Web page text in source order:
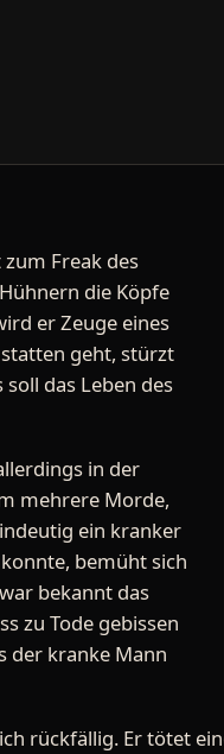
Freak des
die Köpfe
er Zeuge eines
statten geht, stürzt
das Leben des
in der
mehrere Morde,
ein kranker
bemüht sich
bekannt das
zu Tode gebissen
der kranke Mann
rückfällig. Er tötet